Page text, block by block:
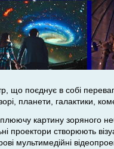
що поєднує в собі
планети, галактики,
картину зоряного
проектори створюють
мультимедійні